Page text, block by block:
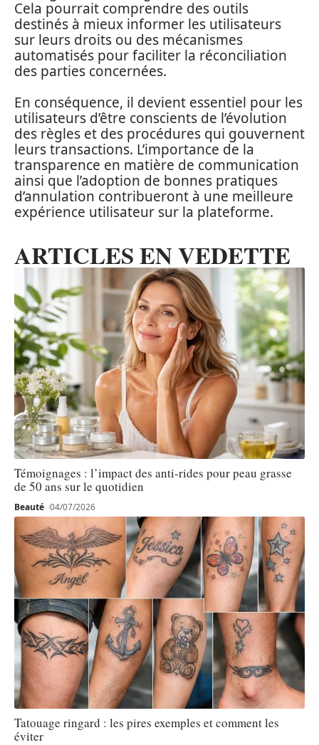
Cela pourrait comprendre des outils
destinés à mieux informer les utilisateurs
sur leurs droits ou des mécanismes
automatisés pour faciliter la réconciliation
des parties concernées.
En conséquence, il devient essentiel pour les
utilisateurs d’être conscients de l’évolution
des règles et des procédures qui gouvernent
leurs transactions. L’importance de la
transparence en matière de communication
ainsi que l’adoption de bonnes pratiques
d’annulation contribueront à une meilleure
expérience utilisateur sur la plateforme.
ARTICLES EN VEDETTE
Témoignages : l’impact des anti-rides pour peau grasse
de 50 ans sur le quotidien
Beauté 04/07/2026
Tatouage ringard : les pires exemples et comment les
éviter